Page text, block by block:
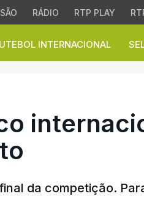
RÁDIO RTP PLAY
INTERNACIONAL
da competição.